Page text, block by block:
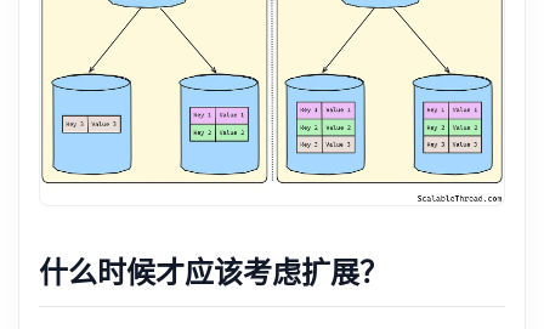
什么时候才应该考虑扩展？